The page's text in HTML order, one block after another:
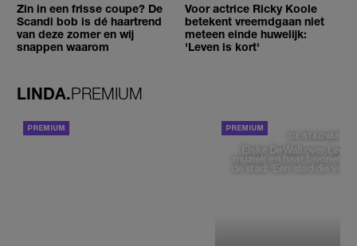
Zin in een frisse coupe? De
Scandi bob is dé haartrend
van deze zomer en wij
snappen waarom
Voor actrice Ricky Koole
betekent vreemdgaan niet
meteen einde huwelijk:
'Leven is kort'
LINDA.PREMIUM
DE STAD VAN
Elske DeWall over
muziek en haar favoriete
de stad: 'Een stad die